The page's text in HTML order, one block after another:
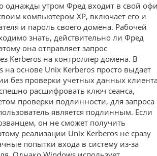
однажды утром Фред входит в свой
компьютером XP, включает его и
и пароль своего домена. Рабочей
знать, действительно ли Фред
она отправляет запрос
Kerberos на контроллер домена. В
на основе Unix Kerberos просто выдает
без проверки учетных данных
расшифровать ключ сеанса,
проверки подлинности, для запроса
является подлинным. Если
он не сможет получить
реализации Unix Kerberos не сразу
попытки входа в систему из-за